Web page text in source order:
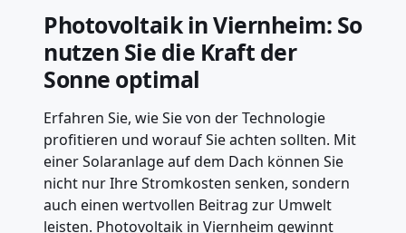
Photovoltaik in Viernheim: So
nutzen Sie die Kraft der
Sonne optimal
Erfahren Sie, wie Sie von der Technologie
profitieren und worauf Sie achten sollten. Mit
einer Solaranlage auf dem Dach können Sie
nicht nur Ihre Stromkosten senken, sondern
auch einen wertvollen Beitrag zur Umwelt
leisten. Photovoltaik in Viernheim gewinnt